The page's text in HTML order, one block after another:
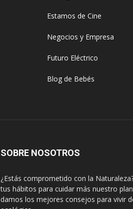
Estamos de Cine
Negocios y Empresa
Futuro Eléctrico
Blog de Bebés
SOBRE NOSOTROS
¿Estás comprometido con la
tus hábitos para cuidar más nuestro
damos los mejores consejos para vivir